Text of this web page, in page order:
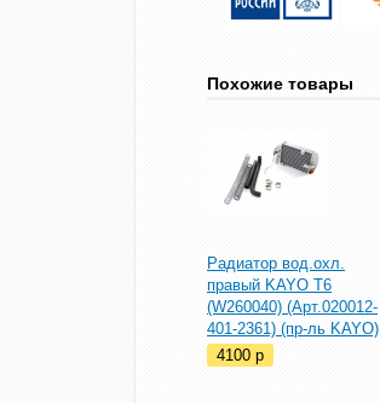
Похожие товары
Радиатор вод.охл.
правый KAYO Т6
(W260040) (Арт.020012-
401-2361) (пр-ль KAYO)
4100 p